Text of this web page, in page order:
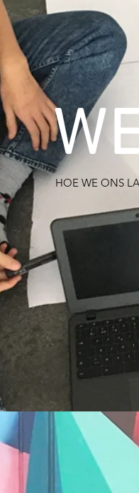
HOE WE ONS